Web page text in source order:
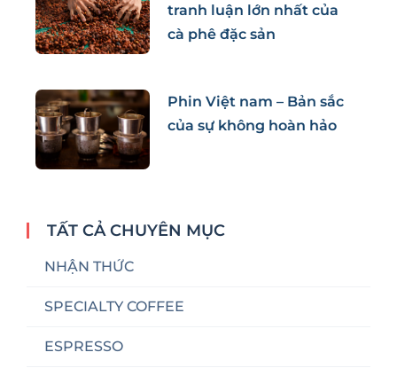
tranh luận lớn nhất của
cà phê đặc sản
Phin Việt nam – Bản sắc
của sự không hoàn hảo
TẤT CẢ CHUYÊN MỤC
NHẬN THỨC
SPECIALTY COFFEE
ESPRESSO